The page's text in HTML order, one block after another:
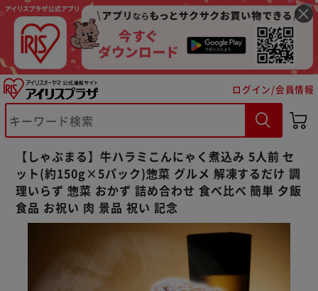
ログイン/会員情報
【しゃぶまる】牛ハラミこんにゃく煮込み 5人前 セ
ット(約150g×5パック)惣菜 グルメ 解凍するだけ 調
理いらず 惣菜 おかず 詰め合わせ 食べ比べ 簡単 夕飯
食品 お祝い 肉 景品 祝い 記念
※ご確認ください
カートに入れる 購入手続きへ